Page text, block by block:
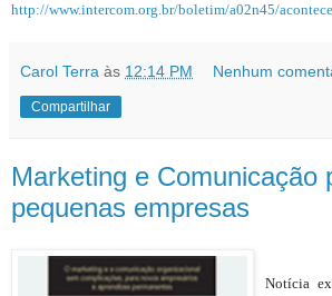
http://www.intercom.org.br/boletim/a02n45/
Carol Terra às 12:14 PM Nenhum
Compartilhar
Marketing e Comunicação
pequenas empresas
Notícia